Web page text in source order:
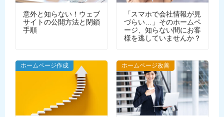
意外と知らない！ウェブ
サイトの公開方法と閉鎖
手順
「スマホで会社情報が見
づらい…」そのホームペ
ージ、知らない間にお客
様を逃していませんか？
WEBデザイン
ホームページ作成 ホームページ改善